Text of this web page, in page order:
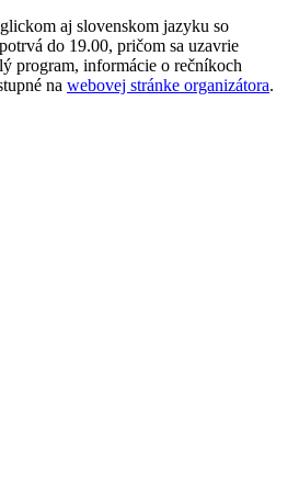
aj slovenskom jazyku so
do 19.00, pričom sa uzavrie
program, informácie o rečníkoch
na webovej stránke organizátora.